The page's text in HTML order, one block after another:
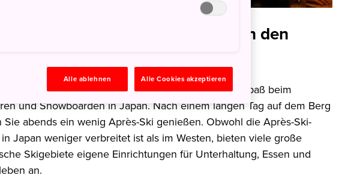
nach dem Schnee – Après-Ski in den
Abfahrten auf den Pisten sind nur der halbe Spaß beim
und Snowboarden in Japan. Nach einem langen Tag auf dem Berg
Sie abends ein wenig Après-Ski genießen. Obwohl die Après-Ski-
Japan weniger verbreitet ist als im Westen, bieten viele große
Skigebiete eigene Einrichtungen für Unterhaltung, Essen und
an.
Alle ablehnen Alle Cookies akzeptieren